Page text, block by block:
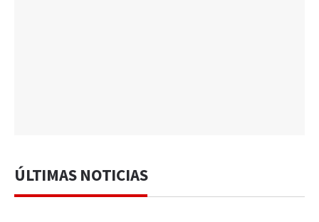
ÚLTIMAS NOTICIAS